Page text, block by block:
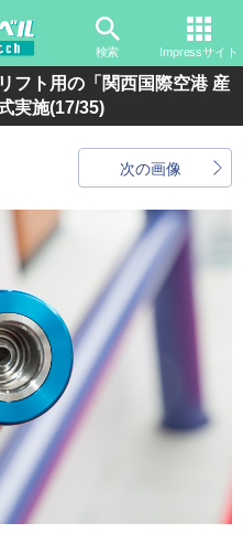
検索 Impressサイト
フト用の「関西国際空港 産
実施(17/35)
次の画像